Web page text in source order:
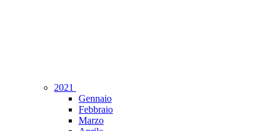
2021
Gennaio
Febbraio
Marzo